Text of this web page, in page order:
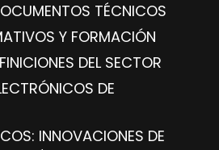
TÉCNICOS
Y FORMACIÓN
DEL SECTOR
DE
INNOVACIONES DE